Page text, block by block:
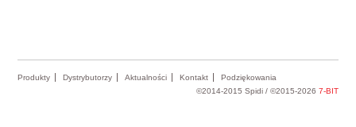
Produkty Dystrybutorzy Aktualności Kontakt
Podziękowania
©2014-2015 Spidi / ©2015-2026 7-BIT